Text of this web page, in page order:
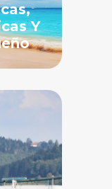
Y